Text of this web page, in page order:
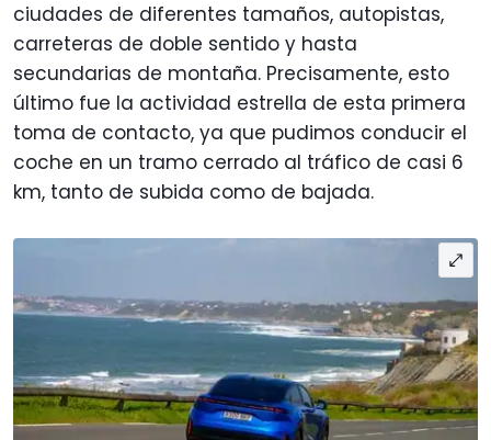
ciudades de diferentes tamaños, autopistas,
carreteras de doble sentido y hasta
secundarias de montaña. Precisamente, esto
último fue la actividad estrella de esta primera
toma de contacto, ya que pudimos conducir el
coche en un tramo cerrado al tráfico de casi 6
km, tanto de subida como de bajada.